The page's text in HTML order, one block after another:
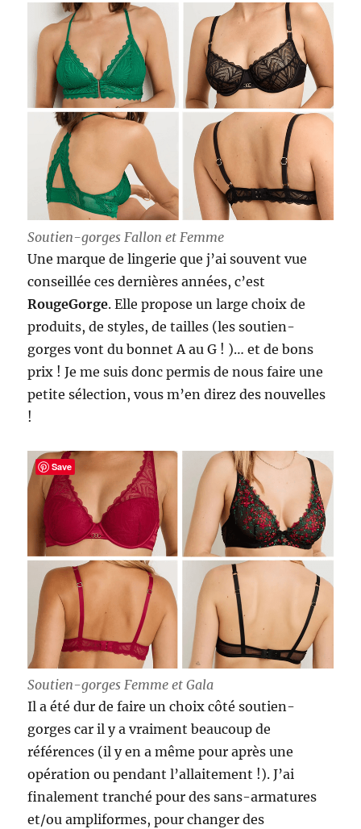
Soutien-gorges Fallon et Femme
Une marque de lingerie que j’ai souvent vue
conseillée ces dernières années, c’est
RougeGorge. Elle propose un large choix de
produits, de styles, de tailles (les soutien-
gorges vont du bonnet A au G ! )… et de bons
prix ! Je me suis donc permis de nous faire une
petite sélection, vous m’en direz des nouvelles
!
Soutien-gorges Femme et Gala
Il a été dur de faire un choix côté soutien-
gorges car il y a vraiment beaucoup de
références (il y en a même pour après une
opération ou pendant l’allaitement !). J’ai
finalement tranché pour des sans-armatures
et/ou ampliformes, pour changer des
Save